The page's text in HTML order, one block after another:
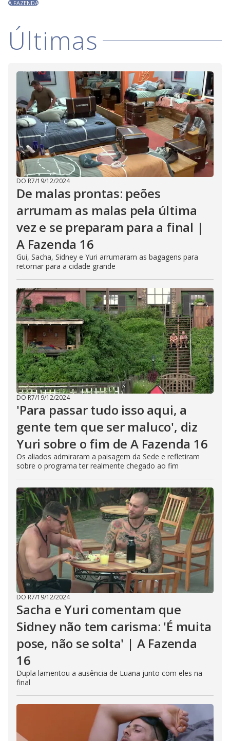
A FAZENDA
Últimas
DO R7/19/12/2024
De malas prontas: peões
arrumam as malas pela última
vez e se preparam para a final |
A Fazenda 16
Gui, Sacha, Sidney e Yuri arrumaram as bagagens para
retornar para a cidade grande
DO R7/19/12/2024
'Para passar tudo isso aqui, a
gente tem que ser maluco', diz
Yuri sobre o fim de A Fazenda 16
Os aliados admiraram a paisagem da Sede e refletiram
sobre o programa ter realmente chegado ao fim
DO R7/19/12/2024
Sacha e Yuri comentam que
Sidney não tem carisma: 'É muita
pose, não se solta' | A Fazenda
16
Dupla lamentou a ausência de Luana junto com eles na
final